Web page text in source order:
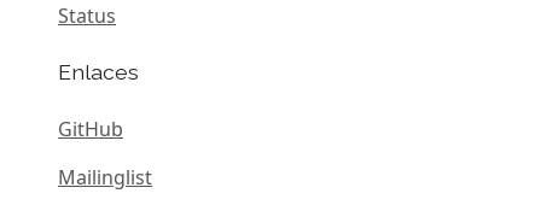
Status
Enlaces
GitHub
Mailinglist